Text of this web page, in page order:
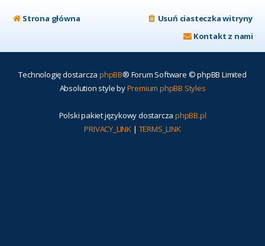
Strona główna
Usuń ciasteczka witryny
Kontakt z nami
Technologię dostarcza phpBB® Forum Software © phpBB Limited
Absolution style byPremium phpBB Styles
Polski pakiet językowy dostarcza phpBB.pl
PRIVACY_LINK | TERMS_LINK